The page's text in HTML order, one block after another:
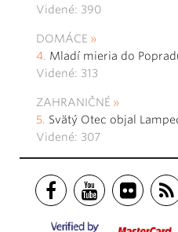
Videné: 390
DOMÁCE
Mladí mieria do
Videné: 313
ZAHRANIČNÉ
Svätý Otec objal
Videné: 307